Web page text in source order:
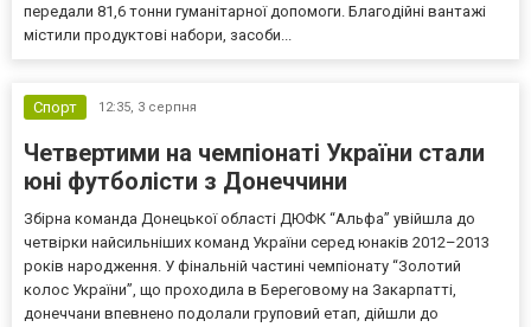
передали 81,6 тонни гуманітарної допомоги. Благодійні вантажі
містили продуктові набори, засоби...
Спорт 12:35, 3 серпня
Четвертими на чемпіонаті України стали
юні футболісти з Донеччини
Збірна команда Донецької області ДЮФК “Альфа” увійшла до
четвірки найсильніших команд України серед юнаків 2012–2013
років народження. У фінальній частині чемпіонату “Золотий
колос України”, що проходила в Береговому на Закарпатті,
донеччани впевнено подолали груповий етап, дійшли до